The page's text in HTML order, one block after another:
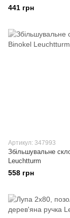
441 грн
Артикул: 347993
Збільшувальне
Leuchtturm
558 грн